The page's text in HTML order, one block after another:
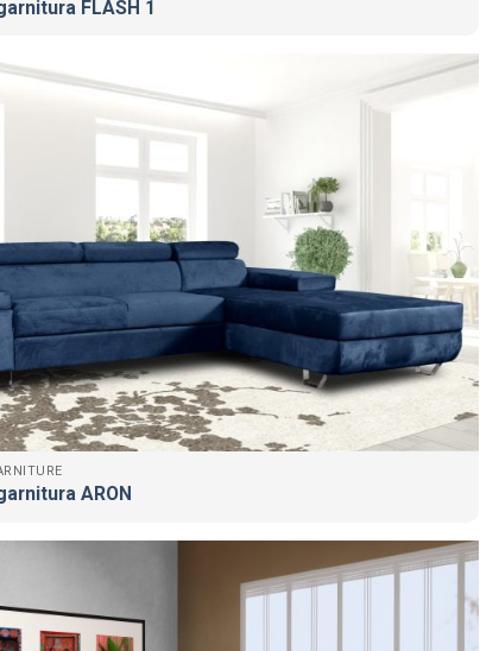
FLASH 1
ARON